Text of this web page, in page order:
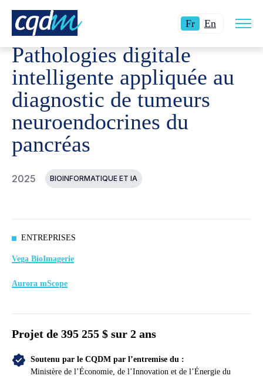
FrLangue
En Switchla
site
CQDM RÉALISATIONS PROJETS FINANCÉS
Pathologies digitale
intelligente appliquée au
diagnostic de tumeurs
neuroendocrines du
pancréas
2025 BIOINFORMATIQUE ET IA
ENTREPRISES
Vega BioImagerie
Aurora mScope
Projet de 395 255 $ sur 2 ans
Soutenu par le CQDM par l’entremise du :
Ministère de l’Économie, de l’Innovation et de l’Énergie du